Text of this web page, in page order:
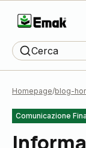
Cerca
Homepage blog-
Comunicazione